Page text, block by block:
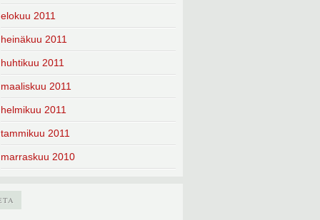
elokuu 2011
heinäkuu 2011
huhtikuu 2011
maaliskuu 2011
helmikuu 2011
tammikuu 2011
marraskuu 2010